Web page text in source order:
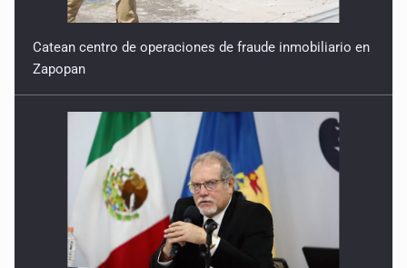
Catean centro de operaciones de fraude inmobiliario en
Zapopan